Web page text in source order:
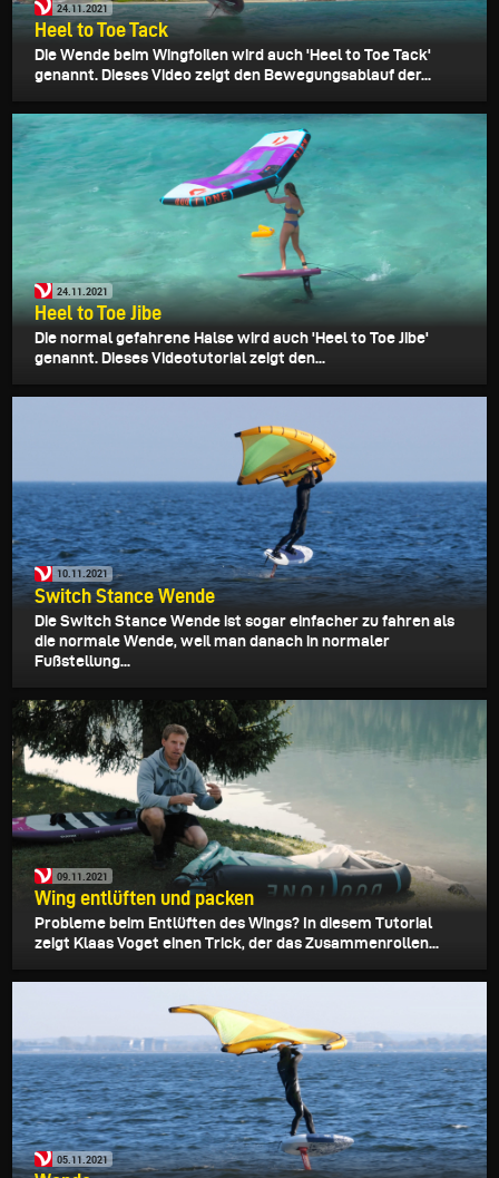
24.11.2021
Heel to Toe Tack
Die Wende beim Wingfoilen wird auch 'Heel to Toe Tack'
genannt. Dieses Video zeigt den Bewegungsablauf der...
24.11.2021
Heel to Toe Jibe
Die normal gefahrene Halse wird auch 'Heel to Toe Jibe'
genannt. Dieses Videotutorial zeigt den...
10.11.2021
Switch Stance Wende
Die Switch Stance Wende ist sogar einfacher zu fahren als
die normale Wende, weil man danach in normaler
Fußstellung...
09.11.2021
Wing entlüften und packen
Probleme beim Entlüften des Wings? In diesem Tutorial
zeigt Klaas Voget einen Trick, der das Zusammenrollen...
05.11.2021